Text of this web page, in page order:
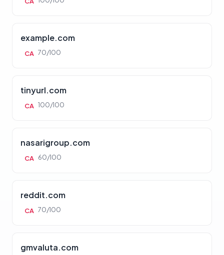
example.com
CA 70/100
tinyurl.com
CA 100/100
nasarigroup.com
CA 60/100
reddit.com
CA 70/100
gmvaluta.com